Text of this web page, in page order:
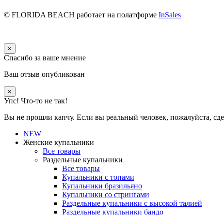
© FLORIDA BEACH работает на полатформе InSales
×
Спасибо за ваше мнение
Ваш отзыв опубликован
×
Упс! Что-то не так!
Вы не прошли капчу. Если вы реальный человек, пожалуйста,
NEW
Женские купальники
Все товары
Раздельные купальники
Все товары
Купальники с топами
Купальники бразильяно
Купальники со стрингами
Раздельные купальники с высокой талией
Раздельные купальники бандо